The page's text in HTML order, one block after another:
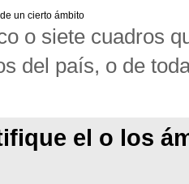
un cierto ámbito
o siete cuadros
del país, o de
el o los